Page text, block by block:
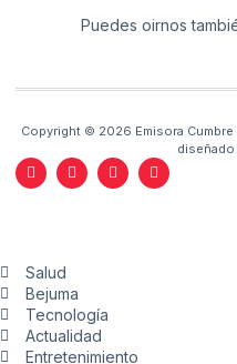
Puedes oirnos
Copyright © 2026 Emisora
F
a
c
k
-
f
I
n
s
m
X
-
t
T
i
k
Salud
Bejuma
Tecnología
Actualidad
Entretenimiento